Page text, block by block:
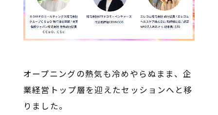
オープニングの熱気も冷めやらぬまま、企
業経営トップ層を迎えたセッションへと移
りました。